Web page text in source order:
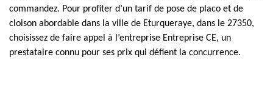
commandez. Pour profiter d’un tarif de pose de placo et de
cloison abordable dans la ville de Eturqueraye, dans le 27350,
choisissez de faire appel à l’entreprise Entreprise CE, un
prestataire connu pour ses prix qui défient la concurrence.